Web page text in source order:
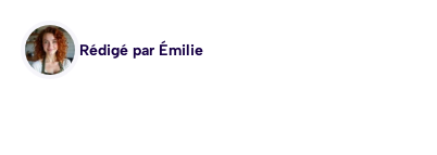
Rédigé par Émilie